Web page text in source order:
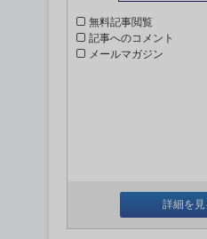
無料記事閲覧
記事へのコメント
メールマガジン
詳細を見